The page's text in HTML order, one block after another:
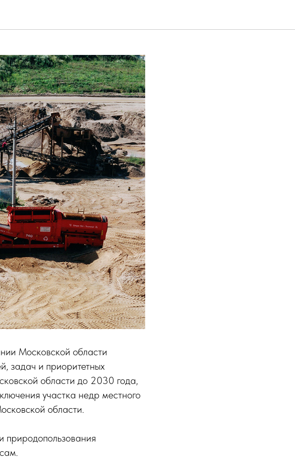
Московской области
задач и приоритетных
области до 2030 года,
участка недр местного
области.
природопользования